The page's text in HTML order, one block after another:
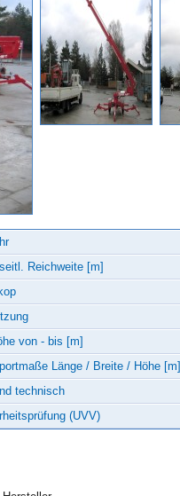
Reichweite [m]
von - bis [m]
Länge / Breite / Höhe [m]
technisch
(UVV)